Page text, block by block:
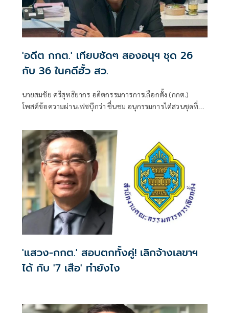
'อดีต กกต.' เทียบชัดๆ สองอนุฯ ชุด 26
กับ 36 ในคดีฮั้ว สว.
นายสมชัย ศรีสุทธิยากร อดีตกรรมการการเลือกตั้ง (กกต.)
โพสต์ข้อความผ่านเฟซบุ๊กว่า ชื่นชม อนุกรรมการไต่สวนชุดที่
กกต.
'แสวง-กกต.' สอบตกทั้งคู่! เลิกจ้างเลขาฯ
ได้ กับ '7 เสือ' ทำยังไง